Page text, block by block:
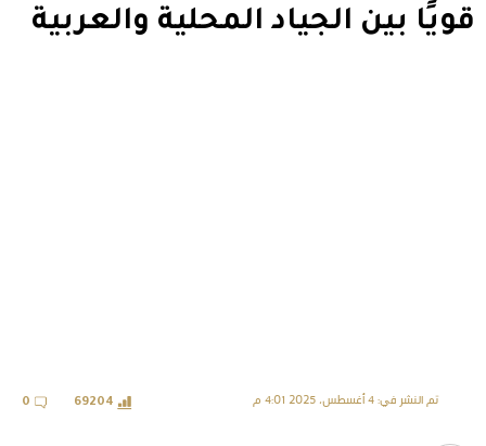
قويًا بين الجياد المحلية والعربية
تم النشر في: 4 أغسطس، 2025 4:01 م 69204
0